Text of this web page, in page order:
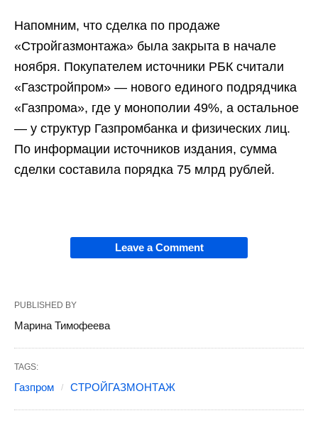
Напомним, что сделка по продаже
«Стройгазмонтажа» была закрыта в начале
ноября. Покупателем источники РБК считали
«Газстройпром» — нового единого подрядчика
«Газпрома», где у монополии 49%, а остальное
— у структур Газпромбанка и физических лиц.
По информации источников издания, сумма
сделки составила порядка 75 млрд рублей.
Leave a Comment
PUBLISHED BY
Марина Тимофеева
TAGS:
Газпром СТРОЙГАЗМОНТАЖ